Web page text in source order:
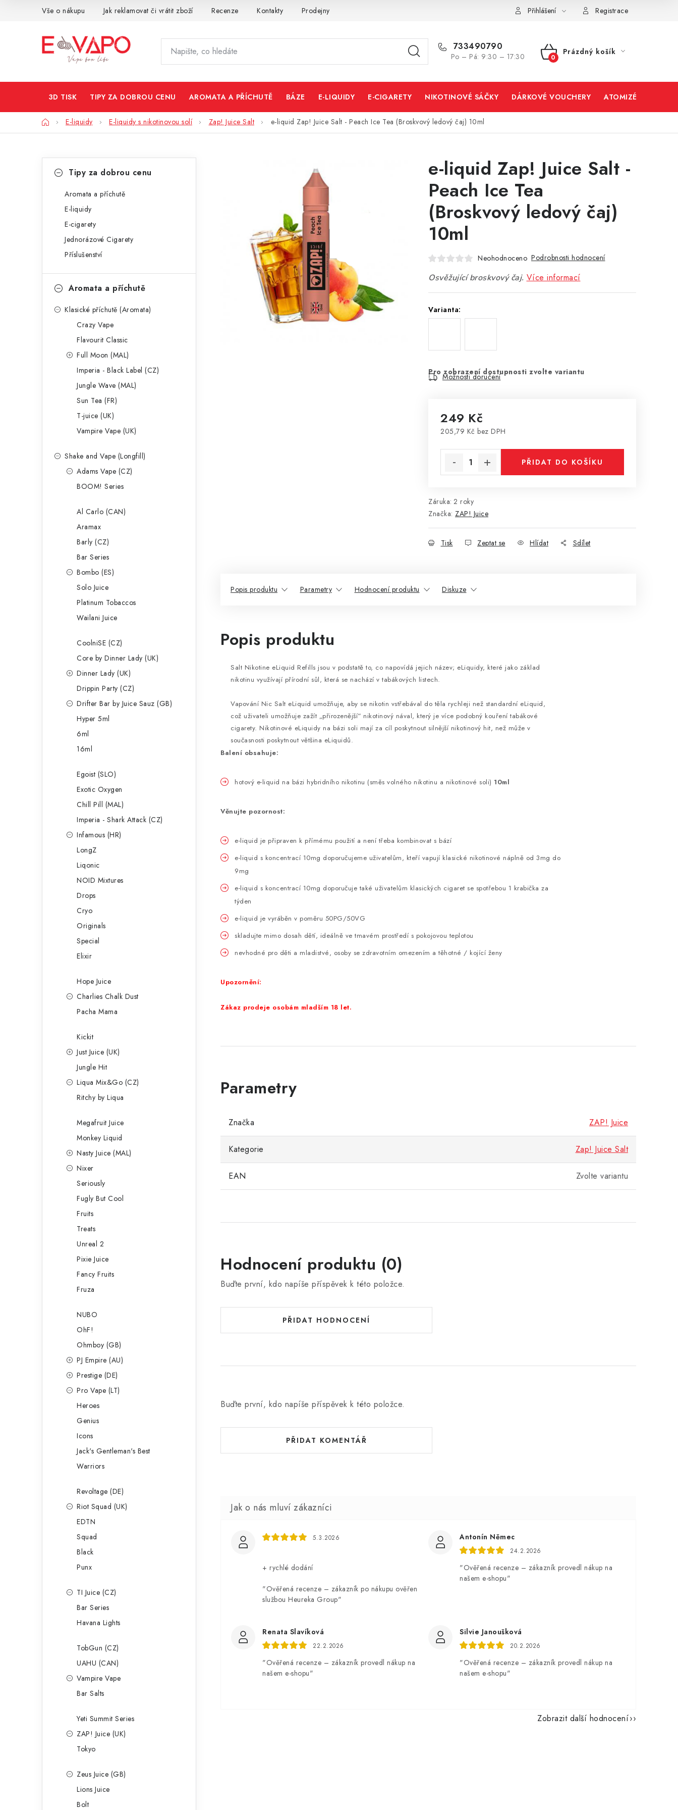
Vše o nákupu Jak reklamovat či vrátit zboží Recenze Kontakty Prodejny Přihlášení Registrace
733490790
Po – Pá: 9:30 – 17:30
NÁKUPNÍ
Prázdný košík
3D TISK TIPY ZA DOBROU CENU AROMATA A PŘÍCHUTĚ BÁZE E-LIQUIDY E-CIGARETY NIKOTINOVÉ SÁČKY DÁRKOVÉ VOUCHERY ATOMIZÉRY A
DomůE-liquidy E-liquidy s nikotinovou solí Zap! Juice Salt e-liquid Zap! Juice Salt - Peach Ice Tea (Broskvový ledový čaj) 10ml
n
kategorieTipy za dobrou cenu
Aromata a příchutě
E-liquidy
E-cigarety
Jednorázové Cigarety
Příslušenství
Aromata a příchutě
Klasické příchutě (Aromata)
Crazy Vape
Flavourit Classic
Full Moon (MAL)
Imperia - Black Label (CZ)
Jungle Wave (MAL)
Sun Tea (FR)
T-juice (UK)
Vampire Vape (UK)
Shake and Vape (Longfill)
Adams Vape (CZ)
BOOM! Series
Al Carlo (CAN)
Aramax
Barly (CZ)
Bar Series
Bombo (ES)
Solo Juice
Platinum Tobaccos
Wailani Juice
CoolniSE (CZ)
Core by Dinner Lady (UK)
Dinner Lady (UK)
Drippin Party (CZ)
Drifter Bar by Juice Sauz (GB)
Hyper 5ml
6ml
16ml
Egoist (SLO)
Exotic Oxygen
Chill Pill (MAL)
Imperia - Shark Attack (CZ)
Infamous (HR)
LongZ
Liqonic
NOID Mixtures
Drops
Cryo
Originals
Special
Elixir
Hope Juice
Charlies Chalk Dust
Pacha Mama
Kickit
Just Juice (UK)
Jungle Hit
Liqua Mix&Go (CZ)
Ritchy by Liqua
Megafruit Juice
Monkey Liquid
Nasty Juice (MAL)
Nixer
Seriously
Fugly But Cool
Fruits
Treats
Unreal 2
Pixie Juice
Fancy Fruits
Fruza
NUBO
OhF!
Ohmboy (GB)
PJ Empire (AU)
Prestige (DE)
Pro Vape (LT)
Heroes
Genius
Icons
Jack's Gentleman's Best
Warriors
Revoltage (DE)
Riot Squad (UK)
EDTN
Squad
Black
Punx
TI Juice (CZ)
Bar Series
Havana Lights
TobGun (CZ)
UAHU (CAN)
Vampire Vape
Bar Salts
Yeti Summit Series
ZAP! Juice (UK)
Tokyo
Zeus Juice (GB)
Lions Juice
Bolt
e-liquid Zap! Juice Salt -
Peach Ice Tea
(Broskvový ledový čaj)
10ml
Neohodnoceno Podrobnosti hodnocení
Osvěžující broskvový čaj. Více informací
Varianta:
Pro zobrazení dostupnosti zvolte variantu
Možnosti doručení
249 Kč
205,79 Kč bez DPH
PŘIDAT DO KOŠÍKU
Záruka: 2 roky
Značka: ZAP! Juice
Tisk Zeptat se Hlídat Sdílet
Popis produktu Parametry Hodnocení produktu Diskuze
Popis produktu
Salt Nikotine eLiquid Refills jsou v podstatě to, co napovídá jejich název; eLiquidy, které jako základ
nikotinu využívají přírodní sůl, která se nachází v tabákových listech.
Vapování Nic Salt eLiquid umožňuje, aby se nikotin vstřebával do těla rychleji než standardní eLiquid,
což uživateli umožňuje zažít „přirozenější“ nikotinový nával, který je více podobný kouření tabákové
cigarety. Nikotinové eLiquidy na bázi soli mají za cíl poskytnout silnější nikotinový hit, než může v
současnosti poskytnout většina eLiquidů.
Balení obsahuje:
hotový e-liquid na bázi hybridního nikotinu (směs volného nikotinu a nikotinové soli) 10ml
Věnujte pozornost:
e-liquid je připraven k přímému použití a není třeba kombinovat s bází
e-liquid s koncentrací 10mg doporučujeme uživatelům, kteří vapují klasické nikotinové náplně od 3mg do
9mg
e-liquid s koncentrací 10mg doporučuje také uživatelům klasických cigaret se spotřebou 1 krabička za
týden
e-liquid je vyráběn v poměru 50PG/50VG
skladujte mimo dosah dětí, ideálně ve tmavém prostředí s pokojovou teplotou
nevhodné pro děti a mladistvé, osoby se zdravotním omezením a těhotné / kojící ženy
Upozornění:
Zákaz prodeje osobám mladším 18 let.
Značka ZAP! Juice
Kategorie Zap! Juice Salt
EAN Zvolte variantu
Hodnocení produktu (0)
Buďte první, kdo napíše příspěvek k této položce.
PŘIDAT HODNOCENÍ
Buďte první, kdo napíše příspěvek k této položce.
PŘIDAT KOMENTÁŘ
5.3.2026
+ rychlé dodání
"Ověřená recenze – zákazník po nákupu ověřen
službou Heureka Group"
Antonín Němec
24.2.2026
"Ověřená recenze – zákazník provedl nákup na
našem e-shopu"
Renata Slavíková
22.2.2026
"Ověřená recenze – zákazník provedl nákup na
našem e-shopu"
Silvie Janoušková
20.2.2026
"Ověřená recenze – zákazník provedl nákup na
našem e-shopu"
Zobrazit další hodnocení